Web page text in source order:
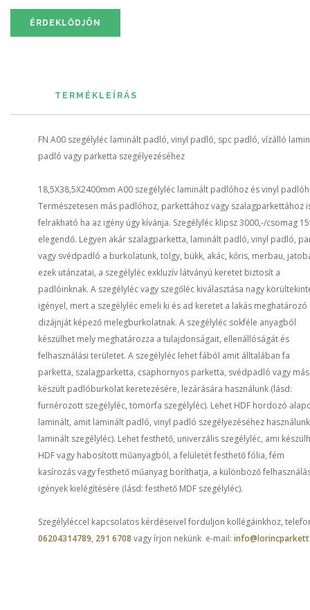
ÉRDEKLŐDJÖN
TERMÉKLEÍRÁS
FN A00 szegélyléc laminált padló, vinyl padló, spc padló, vízálló
padló vagy parketta szegélyezéséhez
18,5X38,5X2400mm A00 szegélyléc laminált padlóhoz és vinyl
Természetesen más padlóhoz, parkettához vagy szalagparkettához
felrakható ha az igény úgy kívánja. Szegélyléc klipsz 3000,-/csomag
elegendő. Legyen akár szalagparketta, laminált padló, vinyl padló,
vagy svédpadló a burkolatunk, tölgy, bükk, akác, kőris, merbau,
ezek utánzatai, a szegélyléc exkluzív látványú keretet biztosít a
padlóinknak. A szegélyléc vagy szegőléc kiválasztása nagy
igényel, mert a szegélyléc emeli ki és ad keretet a lakás meghatározó
dizájnját képező melegburkolatnak. A szegélyléc sokféle anyagból
készülhet mely meghatározza a tulajdonságait, ellenállóságát és
felhasználási területet. A szegélyléc lehet fából amit álltalában fa
parketta, szalagparketta, csaphornyos parketta, svédpadló vagy
készült padlóburkolat keretezésére, lezárására használunk (lásd:
furnérozott szegélyléc, tömörfa szegélyléc). Lehet HDF hordozó
laminált, amit laminált padló, vinyl padló szegélyezéséhez
laminált szegélyléc). Lehet festhető, univerzális szegélyléc, ami
HDF vagy habosított műanyagból, a felületét festhető fólia, fém
kasírozás vagy festhető műanyag boríthatja, a különböző
igények kielégítésére (lásd: festhető MDF szegélyléc).
Szegélyléccel kapcsolatos kérdéseivel forduljon kollégáinkhoz,
06204314789, 291 6708 vagy írjon nekünk e-mail: